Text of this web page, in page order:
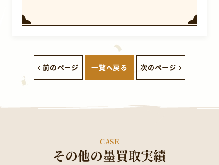
前のページ 一覧へ戻る 次のページ
CASE
その他の墨買取実績